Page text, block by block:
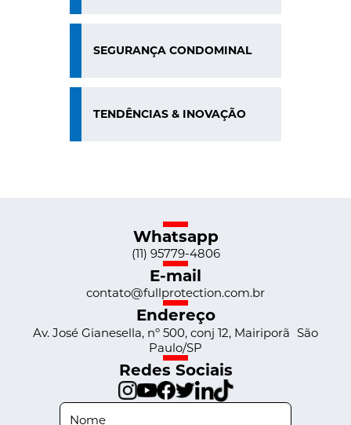
SEGURANÇA CONDOMINAL
TENDÊNCIAS & INOVAÇÃO
Whatsapp
(11) 95779-4806
E-mail
contato@fullprotection.com.br
Endereço
Av. José Gianesella, nº 500, conj 12, Mairiporã São
Paulo/SP
Redes Sociais